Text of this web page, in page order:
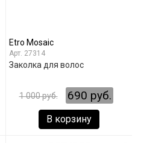
Etro Mosaic
27314
Заколка для волос
1 000 руб. 690 руб.
В корзину